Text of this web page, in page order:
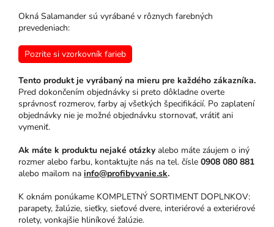
Okná Salamander sú vyrábané v rôznych farebných
prevedeniach:
Pozrite si vzorkovník farieb
Tento produkt je vyrábaný na mieru pre každého zákazníka.
Pred dokončením objednávky si preto dôkladne overte
správnosť rozmerov, farby aj všetkých špecifikácií. Po zaplatení
objednávky nie je možné objednávku stornovať, vrátiť ani
vymeniť.
Ak máte k produktu nejaké otázky alebo máte záujem o iný
rozmer alebo farbu, kontaktujte nás na tel. čísle 0908 080 881
alebo mailom na info@profibyvanie.sk.
K oknám ponúkame KOMPLETNÝ SORTIMENT DOPLNKOV:
parapety, žalúzie, sieťky, sieťové dvere, interiérové a exteriérové
rolety, vonkajšie hliníkové žalúzie.